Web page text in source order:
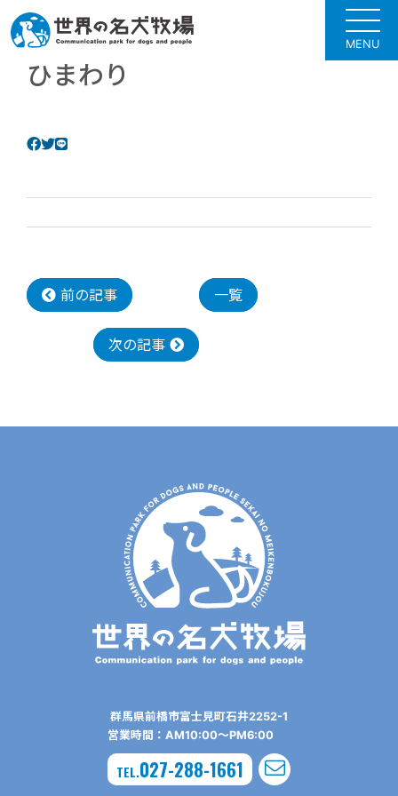
MENU
ひまわり
前の記事 一覧
次の記事
群⾺県前橋市富⼠⾒町⽯井2252-1
営業時間：AM10:00〜PM6:00
TEL.027-288-1661